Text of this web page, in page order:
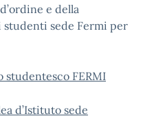
e della
studenti sede Fermi per
studentesco FERMI
d’Istituto sede